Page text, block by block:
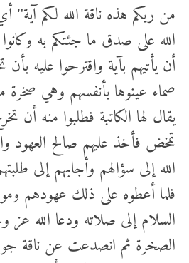
من ربكم هذه ناقة الله لكم
الله على صدق ما جئتكم به
أن يأتيهم بآية واقترحوا عليه
صماء عينوها بأنفسهم وهي صخرة
يقال لها الكاتبة فطلبوا منه أن
تمخض فأخذ عليهم صالح العهود
الله إلى سؤالهم وأجابهم إلى
فلما أعطوه على ذلك عهودهم
السلام إلى صلاته ودعا الله
الصخرة ثم انصدعت عن ناقة